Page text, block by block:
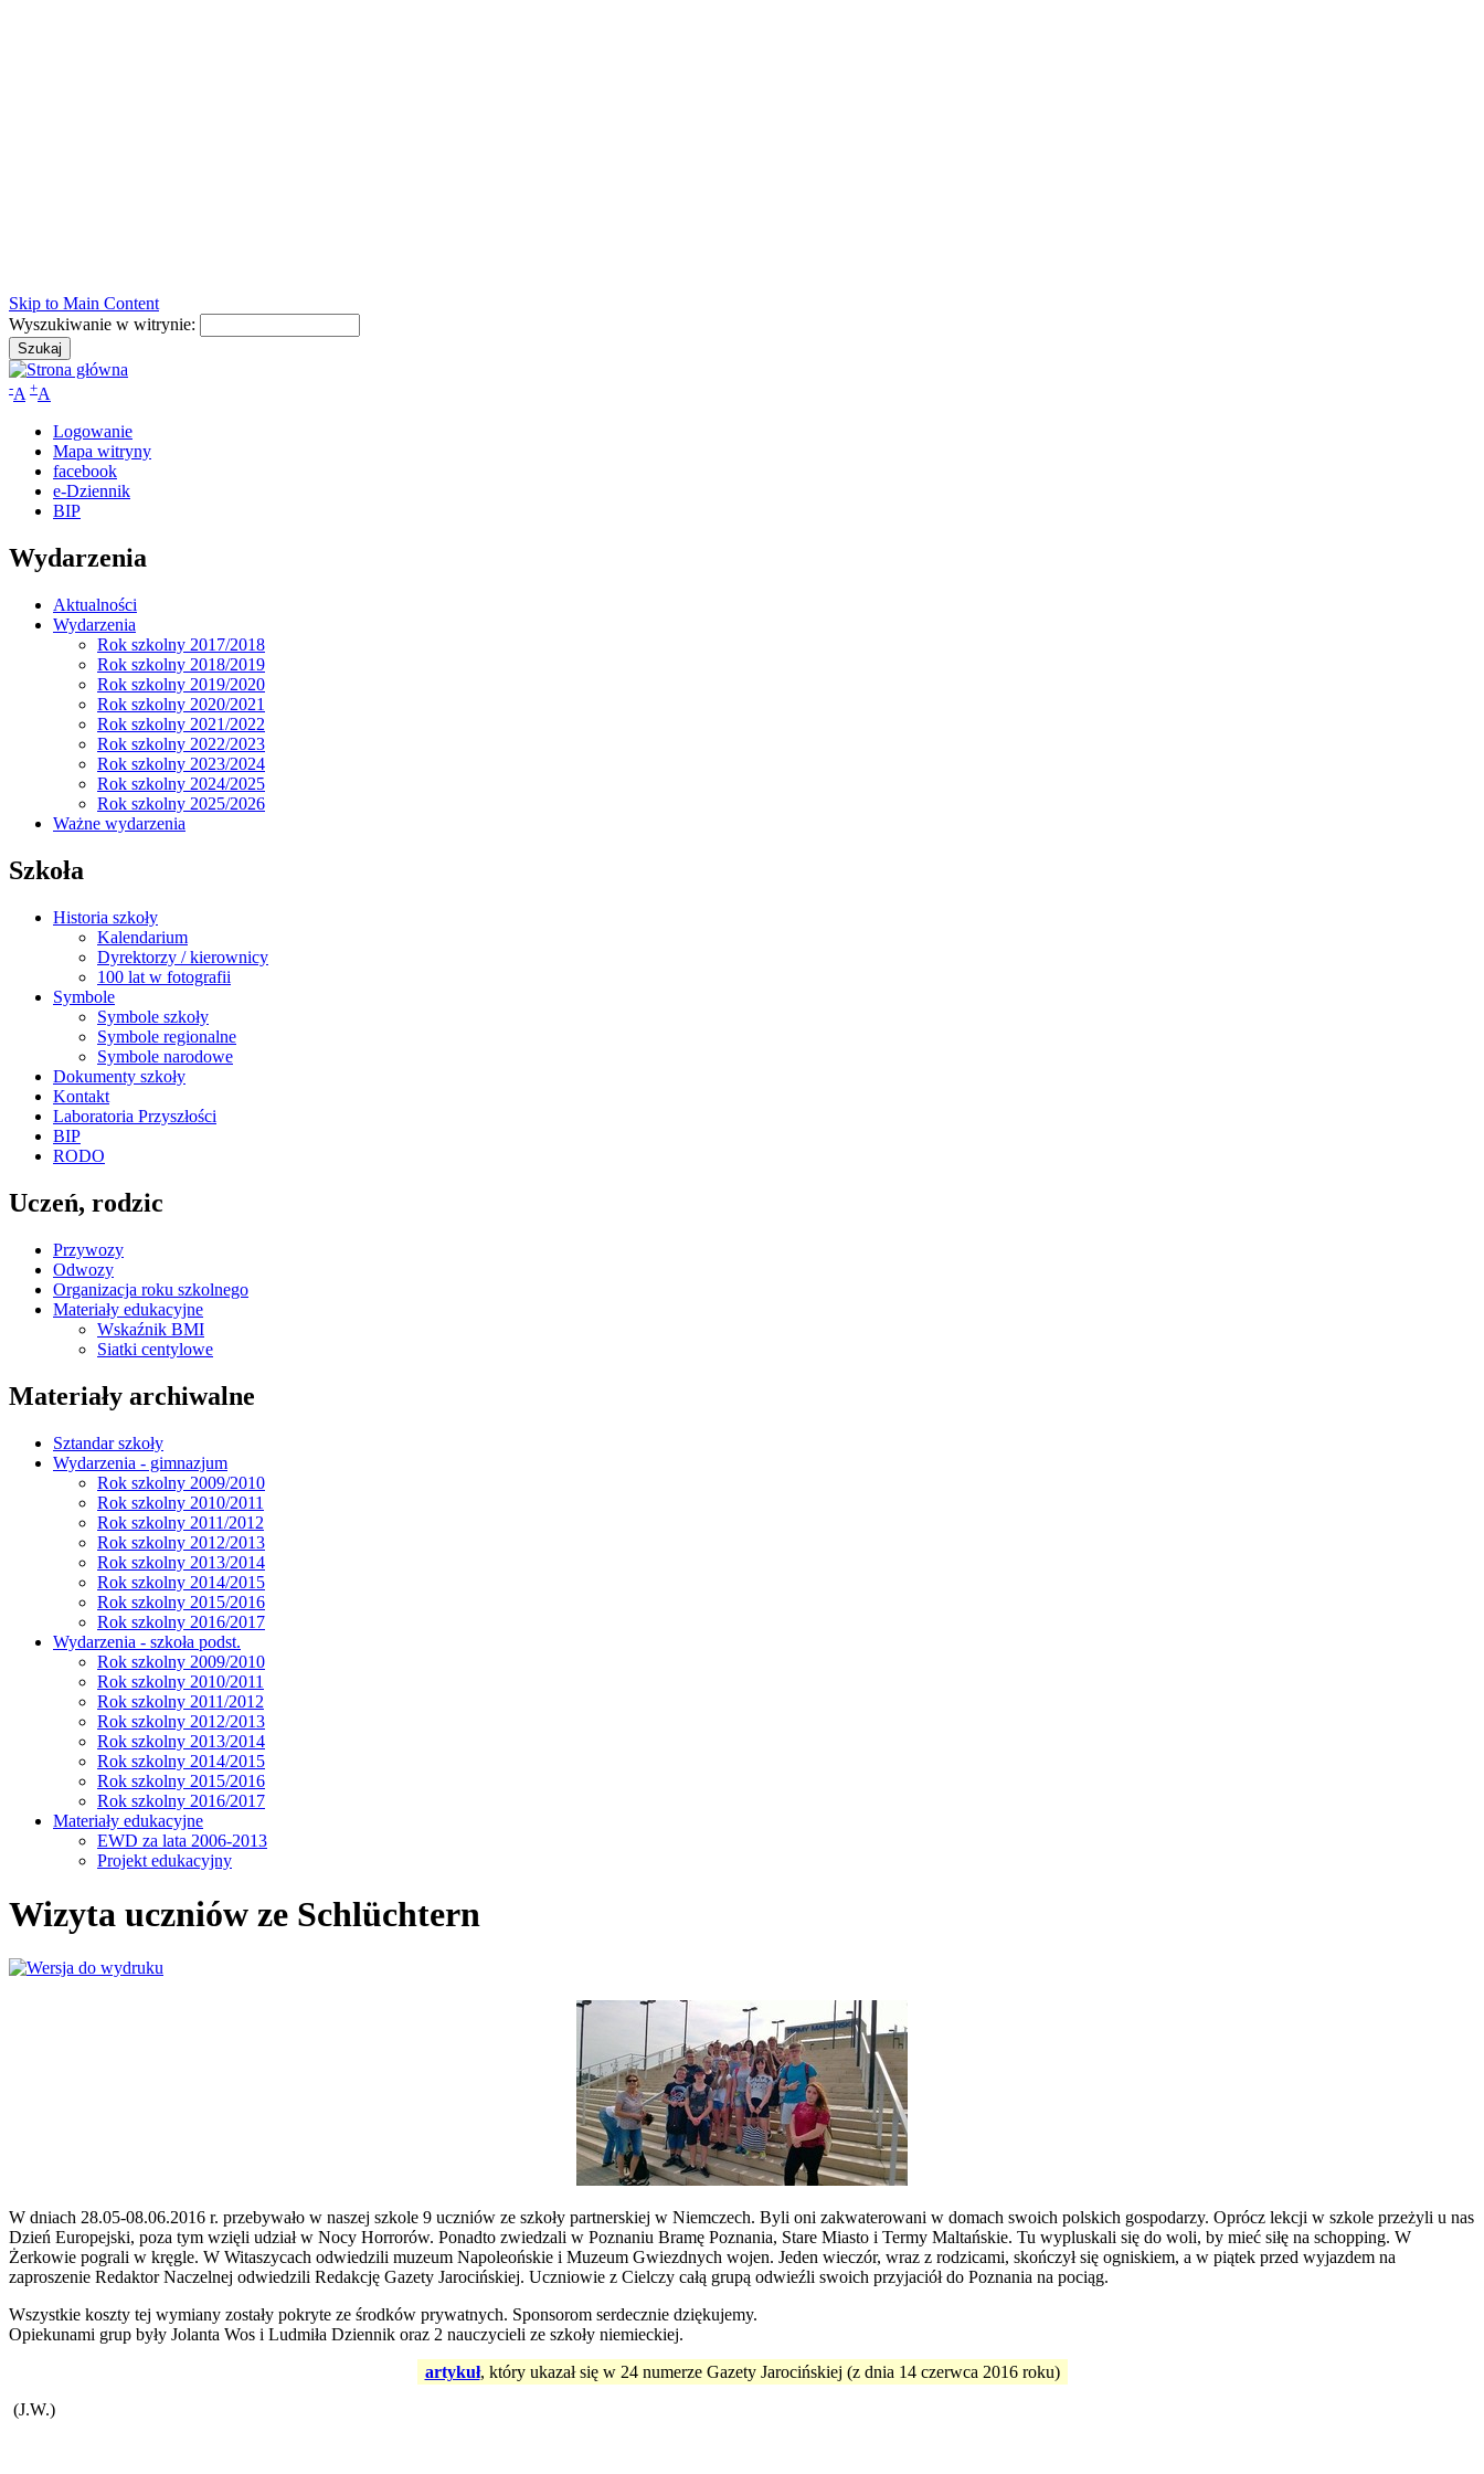
Skip to Main Content
Wyszukiwanie w witrynie:
-A +A
Logowanie
Mapa witryny
facebook
e-Dziennik
BIP
Wydarzenia
Aktualności
Wydarzenia
Rok szkolny 2017/2018
Rok szkolny 2018/2019
Rok szkolny 2019/2020
Rok szkolny 2020/2021
Rok szkolny 2021/2022
Rok szkolny 2022/2023
Rok szkolny 2023/2024
Rok szkolny 2024/2025
Rok szkolny 2025/2026
Ważne wydarzenia
Szkoła
Historia szkoły
Kalendarium
Dyrektorzy / kierownicy
100 lat w fotografii
Symbole
Symbole szkoły
Symbole regionalne
Symbole narodowe
Dokumenty szkoły
Kontakt
Laboratoria Przyszłości
BIP
RODO
Uczeń, rodzic
Przywozy
Odwozy
Organizacja roku szkolnego
Materiały edukacyjne
Wskaźnik BMI
Siatki centylowe
Materiały archiwalne
Sztandar szkoły
Wydarzenia - gimnazjum
Rok szkolny 2009/2010
Rok szkolny 2010/2011
Rok szkolny 2011/2012
Rok szkolny 2012/2013
Rok szkolny 2013/2014
Rok szkolny 2014/2015
Rok szkolny 2015/2016
Rok szkolny 2016/2017
Wydarzenia - szkoła podst.
Rok szkolny 2009/2010
Rok szkolny 2010/2011
Rok szkolny 2011/2012
Rok szkolny 2012/2013
Rok szkolny 2013/2014
Rok szkolny 2014/2015
Rok szkolny 2015/2016
Rok szkolny 2016/2017
Materiały edukacyjne
EWD za lata 2006-2013
Projekt edukacyjny
Wizyta uczniów ze Schlüchtern
W dniach 28.05-08.06.2016 r. przebywało w naszej szkole 9 uczniów ze szkoły partnerskiej w Niemczech. Byli oni zakwaterowani w domach swoich polskich gospodarzy. Oprócz lekcji w szkole przeżyli u nas
Dzień Europejski, poza tym wzięli udział w Nocy Horrorów. Ponadto zwiedzali w Poznaniu Bramę Poznania, Stare Miasto i Termy Maltańskie. Tu wypluskali się do woli, by mieć siłę na schopping. W
Żerkowie pograli w kręgle. W Witaszycach odwiedzili muzeum Napoleońskie i Muzeum Gwiezdnych wojen. Jeden wieczór, wraz z rodzicami, skończył się ogniskiem, a w piątek przed wyjazdem na
zaproszenie Redaktor Naczelnej odwiedzili Redakcję Gazety Jarocińskiej. Uczniowie z Cielczy całą grupą odwieźli swoich przyjaciół do Poznania na pociąg.
Wszystkie koszty tej wymiany zostały pokryte ze środków prywatnych. Sponsorom serdecznie dziękujemy.
Opiekunami grup były Jolanta Wos i Ludmiła Dziennik oraz 2 nauczycieli ze szkoły niemieckiej.
artykuł, który ukazał się w 24 numerze Gazety Jarocińskiej (z dnia 14 czerwca 2016 roku)
(J.W.)